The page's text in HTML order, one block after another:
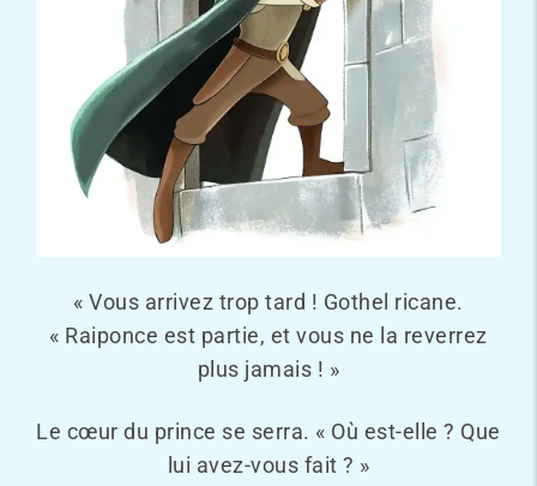
« Vous arrivez trop tard ! Gothel ricane.
« Raiponce est partie, et vous ne la reverrez
plus jamais ! »
Le cœur du prince se serra. « Où est-elle ? Que
lui avez-vous fait ? »